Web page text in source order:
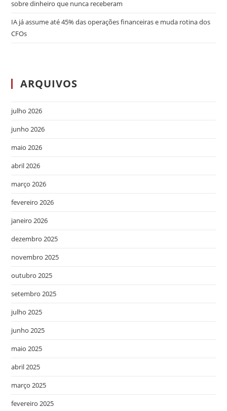
sobre dinheiro que nunca receberam
IA já assume até 45% das operações financeiras e muda rotina dos
CFOs
ARQUIVOS
julho 2026
junho 2026
maio 2026
abril 2026
março 2026
fevereiro 2026
janeiro 2026
dezembro 2025
novembro 2025
outubro 2025
setembro 2025
julho 2025
junho 2025
maio 2025
abril 2025
março 2025
fevereiro 2025